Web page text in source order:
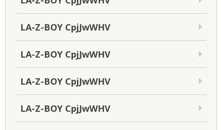
LA-Z-BOY CpjJwWHV
LA-Z-BOY CpjJwWHV
LA-Z-BOY CpjJwWHV
LA-Z-BOY CpjJwWHV